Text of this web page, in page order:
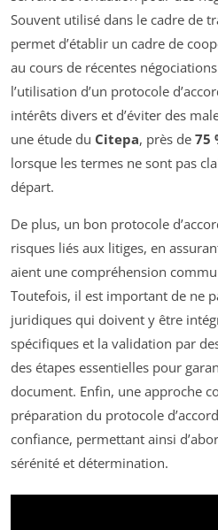
Souvent utilisé dans le cadre de
permet d’établir un cadre de
au cours de récentes
l’utilisation d’un protocole
intérêts divers et d’éviter des
une étude du Citepa, près de 75
lorsque les termes ne sont pas
départ.
De plus, un bon protocole
risques liés aux litiges, en
aient une compréhension
Toutefois, il est important de ne
juridiques qui doivent y être
spécifiques et la validation par
des étapes essentielles pour
document. Enfin, une approche
préparation du protocole
confiance, permettant ainsi
sérénité et détermination.